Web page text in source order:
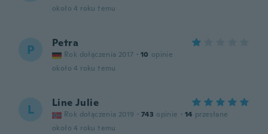
około 4 roku temu
P Petra
Rok dołączenia 2017 · 10 opinie
około 4 roku temu
L Line Julie
Rok dołączenia 2019 · 743 opinie · 14 przesłane
około 4 roku temu